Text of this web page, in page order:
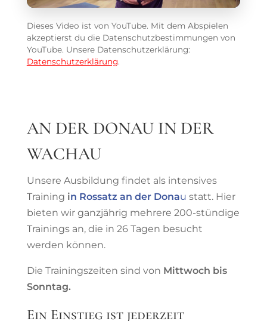
Dieses Video ist von YouTube. Mit dem Abspielen
akzeptierst du die Datenschutzbestimmungen von
YouTube. Unsere Datenschutzerklärung:
Datenschutzerklärung.
AN DER DONAU IN DER
WACHAU
Unsere Ausbildung findet als intensives
Training in Rossatz an der Donau statt. Hier
bieten wir ganzjährig mehrere 200-stündige
Trainings an, die in 26 Tagen besucht
werden können.
Die Trainingszeiten sind von Mittwoch bis
Sonntag.
Ein Einstieg ist jederzeit